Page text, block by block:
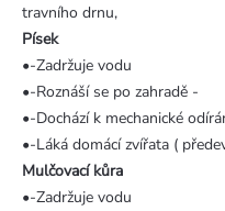
travního drnu,
Písek
•-Zadržuje vodu
•-Roznáší se po zahradě -
•-Dochází k mechanické
•-Láká domácí zvířata (
Mulčovací kůra
•-Zadržuje vodu